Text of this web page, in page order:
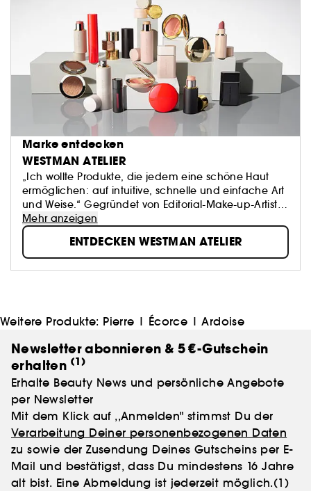
Marke entdecken
WESTMAN ATELIER
„Ich wollte Produkte, die jedem eine schöne Haut
ermöglichen: auf intuitive, schnelle und einfache Art
und Weise.“ Gegründet von Editorial-Make-up-Artist
Gucci Westman, kombiniert die Beauty-Marke
Westman Atelier kraftvolle Pigmente mit nährenden,
hautpflegenden Inhaltsstoffen und sicheren
Formulierungen. Daraus ergibt sich ein völlig neues
Konzept, mit dem sich mühelos eine beeindruckend
Mehr anzeigen
ENTDECKEN WESTMAN ATELIER
Weitere Produkte: Pierre | Écorce |Ardoise
Newsletter abonnieren & 5 €-Gutschein
erhalten (1)
Erhalte Beauty News und persönliche Angebote
per Newsletter
Mit dem Klick auf ,,Anmelden" stimmst Du der
Verarbeitung Deiner personenbezogenen Daten
zu sowie der Zusendung Deines Gutscheins per E-
Mail und bestätigst, dass Du mindestens 16 Jahre
alt bist. Eine Abmeldung ist jederzeit möglich.(1)